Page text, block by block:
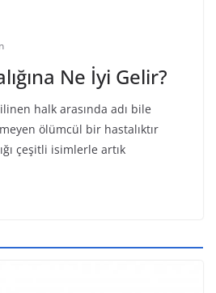
Ne İyi Gelir?
halk arasında adı bile
ölümcül bir hastalıktır
çeşitli isimlerle artık